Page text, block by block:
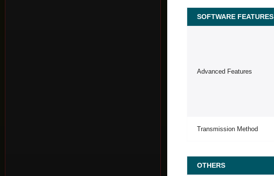
SOFTWARE FEATURES
Advanced Features
Transmission Method
OTHERS